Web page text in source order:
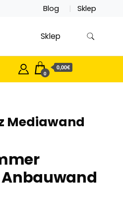
Blog Sklep
Sklep
0
0,00€
Mediawand